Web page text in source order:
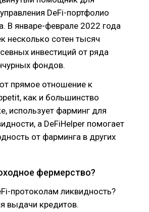
DeFi-портфолио
В январе-феврале 2022 года
несколько сотен тысяч
инвестиций от ряда
фондов.
прямое отношение к
как и большинство
использует фарминг для
а DeFiHelper помогает
от фарминга в других
фермерство?
протоколам ликвидность?
выдачи кредитов.